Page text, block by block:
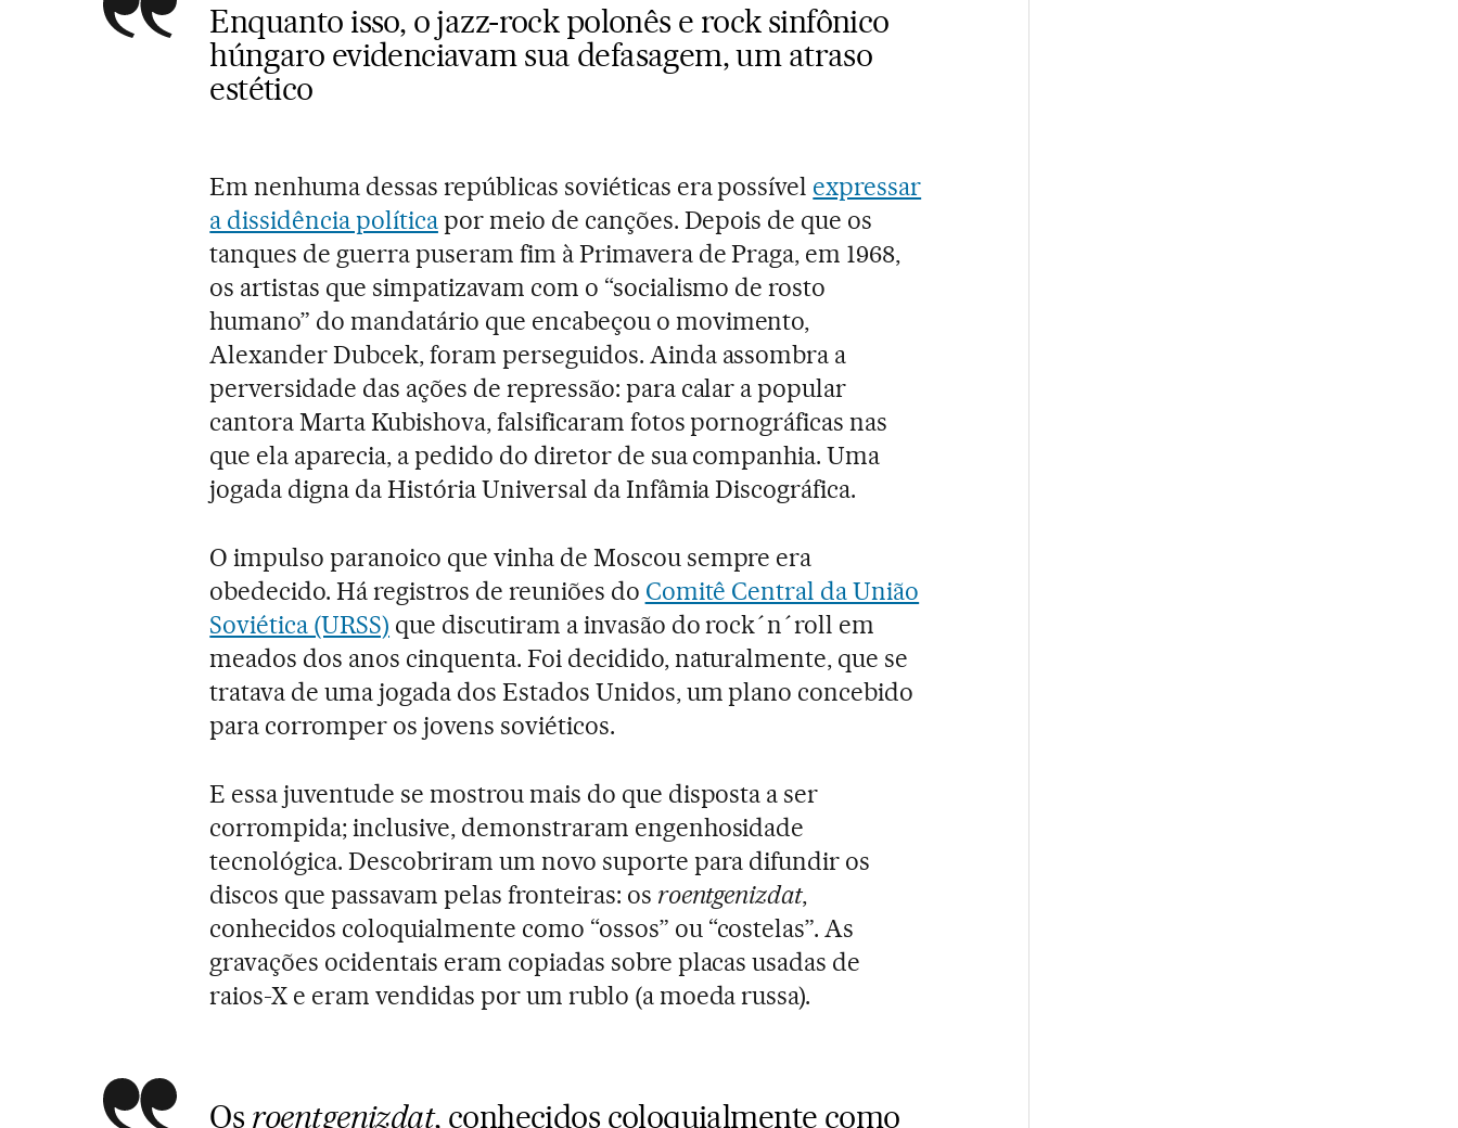
Enquanto isso, o jazz-rock polonês e rock sinfônico
húngaro evidenciavam sua defasagem, um atraso
estético
Em nenhuma dessas repúblicas soviéticas era possível expressar
a dissidência políticapor meio de canções. Depois de que os
tanques de guerra puseram fim à Primavera de Praga, em 1968,
os artistas que simpatizavam com o “socialismo de rosto
humano” do mandatário que encabeçou o movimento,
Alexander Dubcek, foram perseguidos. Ainda assombra a
perversidade das ações de repressão: para calar a popular
cantora Marta Kubishova, falsificaram fotos pornográficas nas
que ela aparecia, a pedido do diretor de sua companhia. Uma
jogada digna da História Universal da Infâmia Discográfica.
O impulso paranoico que vinha de Moscou sempre era
obedecido. Há registros de reuniões do Comitê Central da União
Soviética (URSS) que discutiram a invasão do rock´n´roll em
meados dos anos cinquenta. Foi decidido, naturalmente, que se
tratava de uma jogada dos Estados Unidos, um plano concebido
para corromper os jovens soviéticos.
E essa juventude se mostrou mais do que disposta a ser
corrompida; inclusive, demonstraram engenhosidade
tecnológica. Descobriram um novo suporte para difundir os
discos que passavam pelas fronteiras: os roentgenizdat,
conhecidos coloquialmente como “ossos” ou “costelas”. As
gravações ocidentais eram copiadas sobre placas usadas de
raios-X e eram vendidas por um rublo (a moeda russa).
Os roentgenizdat, conhecidos coloquialmente como